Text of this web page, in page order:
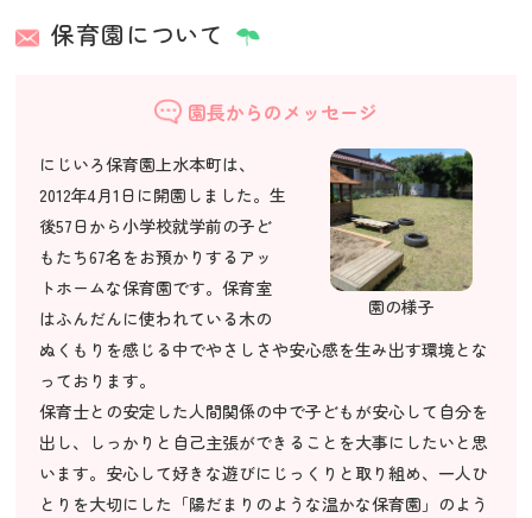
保育園について
園長からのメッセージ
園の様子
にじいろ保育園上水本町は、
2012年4月1日に開園しました。生
後57日から小学校就学前の子ど
もたち67名をお預かりするアッ
トホームな保育園です。保育室
はふんだんに使われている木の
ぬくもりを感じる中でやさしさや安心感を生み出す環境とな
っております。
保育士との安定した人間関係の中で子どもが安心して自分を
出し、しっかりと自己主張ができることを大事にしたいと思
います。安心して好きな遊びにじっくりと取り組め、一人ひ
とりを大切にした「陽だまりのような温かな保育園」のよう